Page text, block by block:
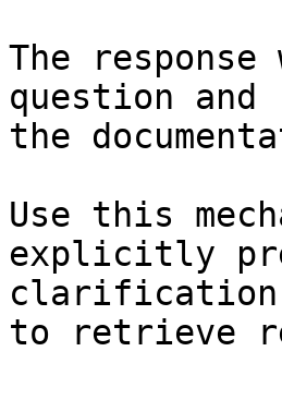
The
question and
the
Use this
explicitly
clarification